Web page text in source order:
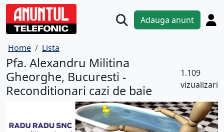
Adauga anunt
Home Lista
Pfa. Alexandru Militina
Gheorghe, Bucuresti -
Reconditionari cazi de baie
1.109
vizualizari